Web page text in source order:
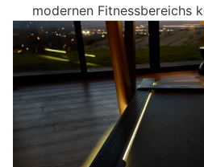
modernen Fitnessbereichs